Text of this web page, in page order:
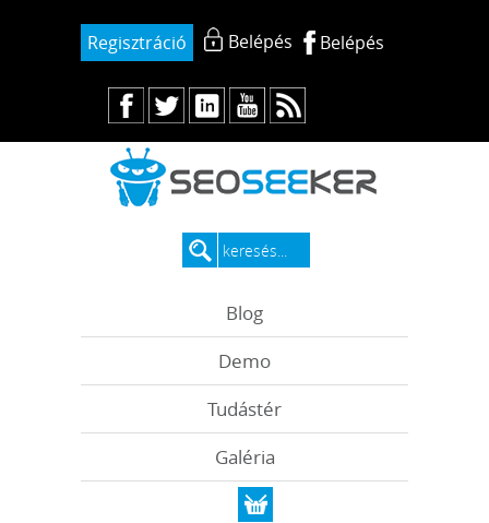
Regisztráció Belépés Belépés
Blog
Demo
Tudástér
Galéria